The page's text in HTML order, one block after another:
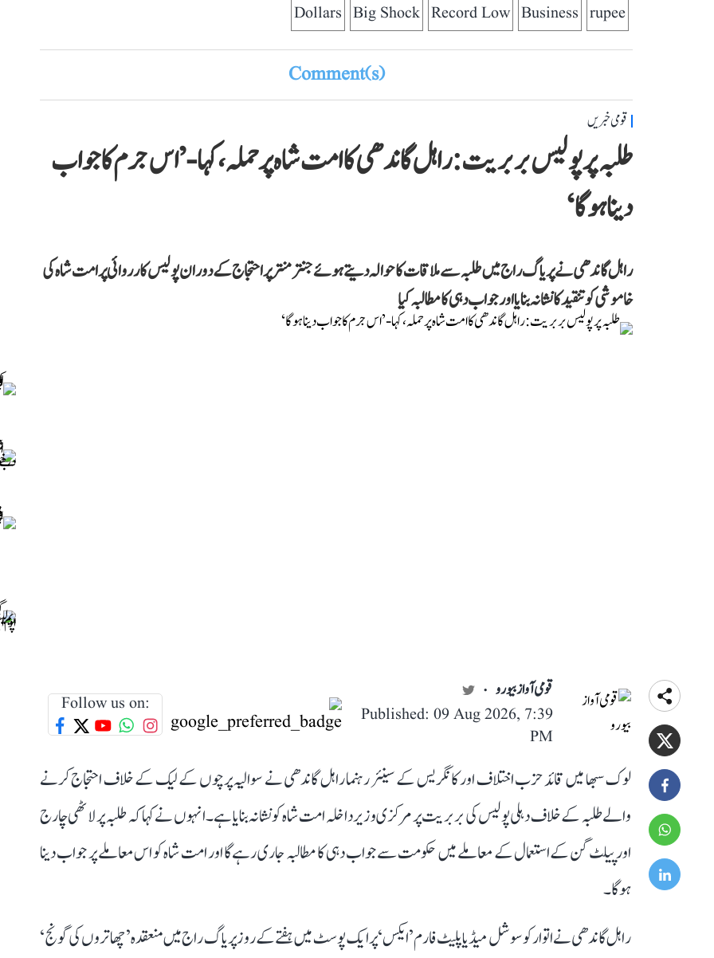
rupee
Business
Record Low
Big Shock
Dollars
Comment(s)
قومی خبریں
طلبہ پر پولیس بربریت: راہل گاندھی کا امت شاہ پر حملہ، کہا- ’اس جرم کا جواب
دینا ہوگا‘
راہل گاندھی نے پریاگ راج میں طلبہ سے ملاقات کا حوالہ دیتے ہوئے جنتر منتر پر احتجاج کے دوران پولیس کارروائی پر امت شاہ کی
خاموشی کو تنقید کا نشانہ بنایا اور جواب دہی کا مطالبہ کیا
قومی آواز بیورو
Published: 09 Aug 2026, 7:39
PM
Follow us on:
لوک سبھا میں قائد حزب اختلاف اور کانگریس کے سینئر رہنما راہل گاندھی نے سوالیہ پرچوں کے لیک کے خلاف احتجاج کرنے
والے طلبہ کے خلاف دہلی پولیس کی بربریت پر مرکزی وزیر داخلہ امت شاہ کو نشانہ بنایا ہے۔ انہوں نے کہا کہ طلبہ پر لاٹھی چارج
اور پیلٹ گن کے استعمال کے معاملے میں حکومت سے جواب دہی کا مطالبہ جاری رہے گا اور امت شاہ کو اس معاملے پر جواب دینا
ہوگا۔
راہل گاندھی نے اتوار کو سوشل میڈیا پلیٹ فارم ’ایکس‘ پر ایک پوسٹ میں ہفتے کے روز پریاگ راج میں منعقدہ ’چھاتروں کی گونج‘